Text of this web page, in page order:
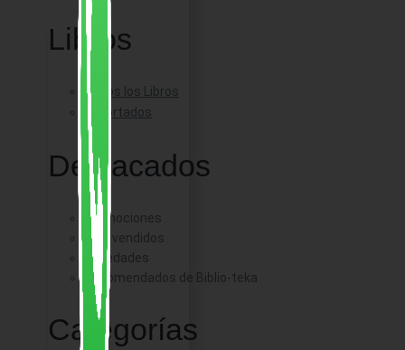
Libros
Todos los Libros
Importados
Destacados
Promociones
Más vendidos
Novedades
Recomendados de Biblio-teka
Categorías